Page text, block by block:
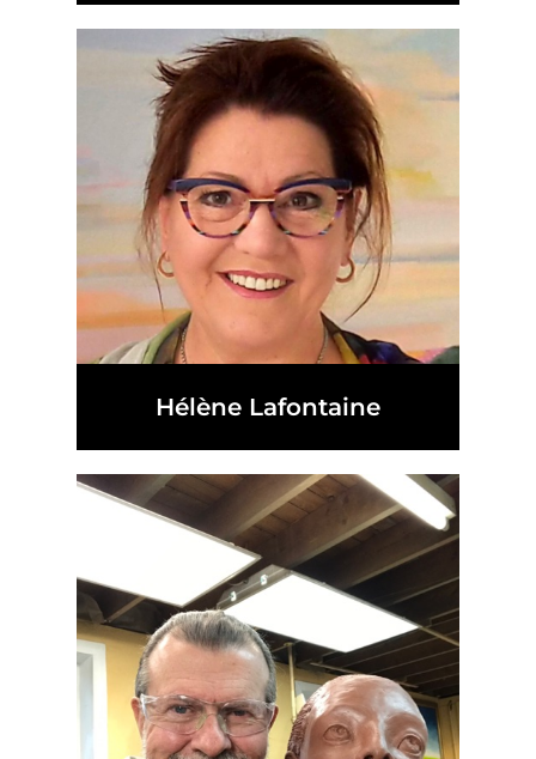
Hélène Lafontaine